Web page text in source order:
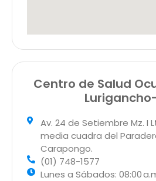
Centro de Salud
Av. 24 de Setiembre Mz. I
media cuadra del
Carapongo.
(01) 748-1577
Lunes a Sábados: 08:00